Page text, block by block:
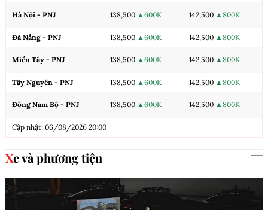
Hà Nội - PNJ 138,500 ▲600K 142,500 ▲800K
Đà Nẵng - PNJ 138,500 ▲600K 142,500 ▲800K
Miền Tây - PNJ 138,500 ▲600K 142,500 ▲800K
Tây Nguyên - PNJ 138,500 ▲600K 142,500 ▲800K
Đông Nam Bộ - PNJ 138,500 ▲600K 142,500 ▲800K
Cập nhật: 06/08/2026 20:00
Xe và phương tiện